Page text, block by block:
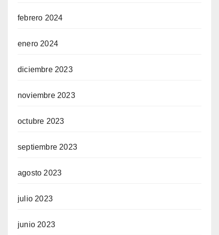
febrero 2024
enero 2024
diciembre 2023
noviembre 2023
octubre 2023
septiembre 2023
agosto 2023
julio 2023
junio 2023